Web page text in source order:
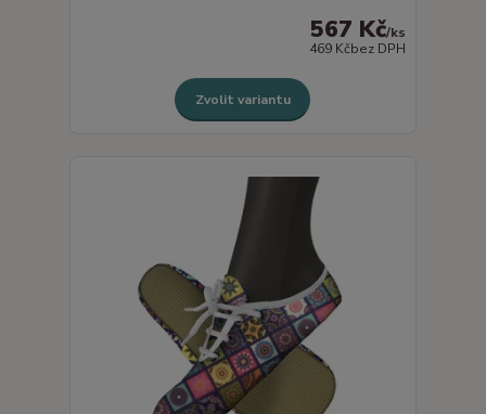
567 Kč/ks
469 Kčbez DPH
Zvolit variantu